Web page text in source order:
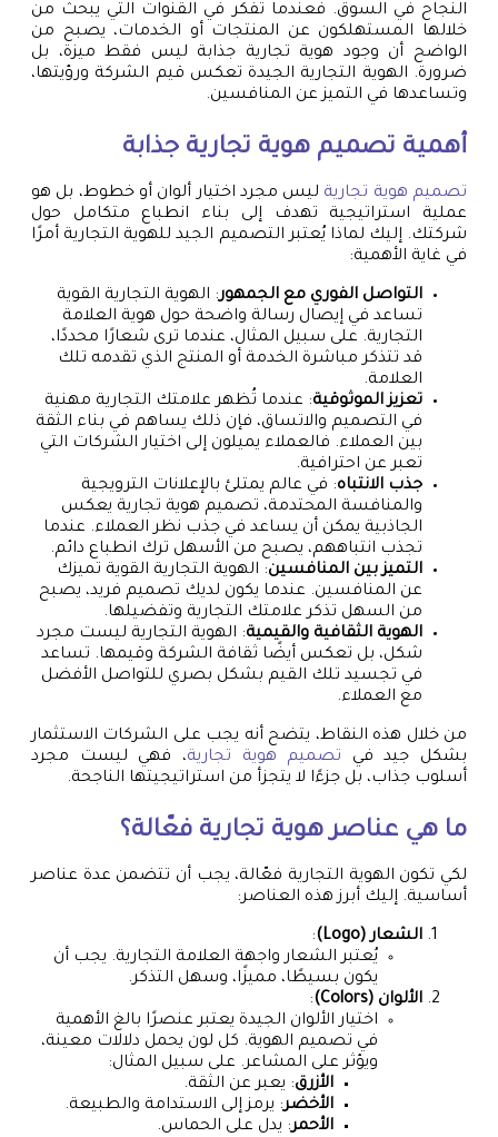
النجاح في السوق. فعندما تفكر في القنوات التي يبحث من
خلالها المستهلكون عن المنتجات أو الخدمات، يصبح من
الواضح أن وجود هوية تجارية جذابة ليس فقط ميزة، بل
ضرورة. الهوية التجارية الجيدة تعكس قيم الشركة ورؤيتها،
وتساعدها في التميز عن المنافسين.
أهمية تصميم هوية تجارية جذابة
تصميم هوية تجارية ليس مجرد اختيار ألوان أو خطوط، بل هو
عملية استراتيجية تهدف إلى بناء انطباع متكامل حول
شركتك. إليك لماذا يُعتبر التصميم الجيد للهوية التجارية أمرًا
في غاية الأهمية:
التواصل الفوري مع الجمهور: الهوية التجارية القوية
تساعد في إيصال رسالة واضحة حول هوية العلامة
التجارية. على سبيل المثال، عندما ترى شعارًا محددًا،
قد تتذكر مباشرة الخدمة أو المنتج الذي تقدمه تلك
العلامة.
تعزيز الموثوقية: عندما تُظهر علامتك التجارية مهنية
في التصميم والاتساق، فإن ذلك يساهم في بناء الثقة
بين العملاء. فالعملاء يميلون إلى اختيار الشركات التي
تعبر عن احترافية.
جذب الانتباه: في عالم يمتلئ بالإعلانات الترويجية
والمنافسة المحتدمة، تصميم هوية تجارية يعكس
الجاذبية يمكن أن يساعد في جذب نظر العملاء. عندما
تجذب انتباههم، يصبح من الأسهل ترك انطباع دائم.
التميز بين المنافسين: الهوية التجارية القوية تميزك
عن المنافسين. عندما يكون لديك تصميم فريد، يصبح
من السهل تذكر علامتك التجارية وتفضيلها.
الهوية الثقافية والقيمية: الهوية التجارية ليست مجرد
شكل، بل تعكس أيضًا ثقافة الشركة وقيمها. تساعد
في تجسيد تلك القيم بشكل بصري للتواصل الأفضل
مع العملاء.
من خلال هذه النقاط، يتضح أنه يجب على الشركات الاستثمار
بشكل جيد في تصميم هوية تجارية، فهي ليست مجرد
أسلوب جذاب، بل جزءًا لا يتجزأ من استراتيجيتها الناجحة.
ما هي عناصر هوية تجارية فعّالة؟
لكي تكون الهوية التجارية فعّالة، يجب أن تتضمن عدة عناصر
أساسية. إليك أبرز هذه العناصر:
الشعار (Logo)
:
يُعتبر الشعار واجهة العلامة التجارية. يجب أن
يكون بسيطًا، مميزًا، وسهل التذكر.
الألوان (Colors)
:
اختيار الألوان الجيدة يعتبر عنصرًا بالغ الأهمية
في تصميم الهوية. كل لون يحمل دلالات معينة،
ويؤثر على المشاعر. على سبيل المثال:
الأزرق: يعبر عن الثقة.
الأخضر: يرمز إلى الاستدامة والطبيعة.
الأحمر: يدل على الحماس.